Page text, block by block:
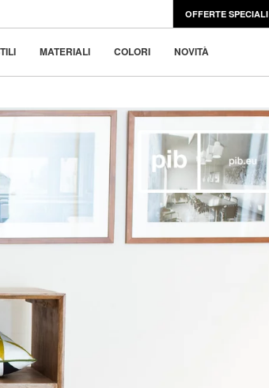
OFFERTE SPECIALI
MATERIALI COLORI NOVITÀ